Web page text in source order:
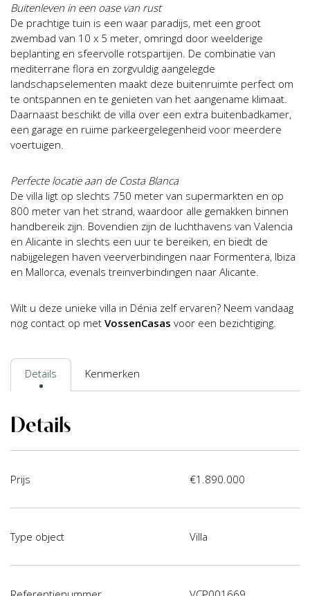
Buitenleven in een oase van rust
De prachtige tuin is een waar paradijs, met een groot
zwembad van 10 x 5 meter, omringd door weelderige
beplanting en sfeervolle rotspartijen. De combinatie van
mediterrane flora en zorgvuldig aangelegde
landschapselementen maakt deze buitenruimte perfect om
te ontspannen en te genieten van het aangename klimaat.
Daarnaast beschikt de villa over een extra buitenbadkamer,
een garage en ruime parkeergelegenheid voor meerdere
voertuigen.
Perfecte locatie aan de Costa Blanca
De villa ligt op slechts 750 meter van supermarkten en op
800 meter van het strand, waardoor alle gemakken binnen
handbereik zijn. Bovendien zijn de luchthavens van Valencia
en Alicante in slechts een uur te bereiken, en biedt de
nabijgelegen haven veerverbindingen naar Formentera, Ibiza
en Mallorca, evenals treinverbindingen naar Alicante.
Wilt u deze unieke villa in Dénia zelf ervaren? Neem vandaag
nog contact op met VossenCasas voor een bezichtiging.
Details Kenmerken
Details
Prijs €1.890.000
Type object Villa